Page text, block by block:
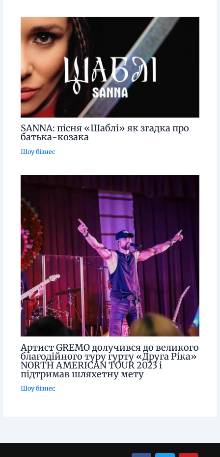
SANNA: пісня «Шаблі» як згадка про
батька-козака
Шоу бізнес
Артист GREMO долучився до великого
благодійного туру гурту «Друга Ріка»
NORTH AMERICAN TOUR 2023 і
підтримав шляхетну мету
Шоу бізнес